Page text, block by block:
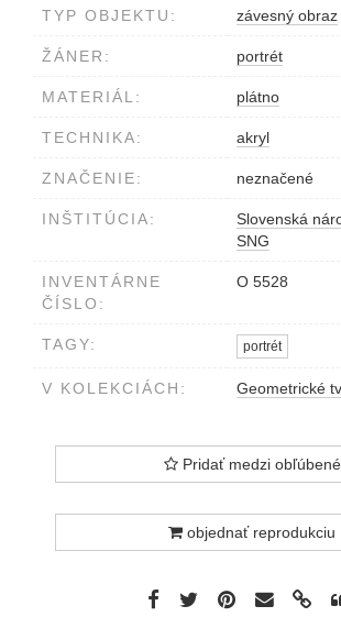
TYP OBJEKTU: závesný obraz
ŽÁNER: portrét
MATERIÁL: plátno
TECHNIKA: akryl
ZNAČENIE: neznačené
INŠTITÚCIA:
Slovenská
SNG
INVENTÁRNE
ČÍSLO:
O 5528
TAGY: portrét
V KOLEKCIÁCH: Geometrické
Pridať medzi obľúbené
objednať reprodukciu